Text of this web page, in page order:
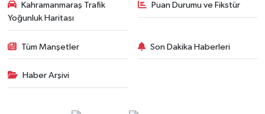
Kahramanmaraş Trafik
Yoğunluk Haritası
Puan Durumu ve Fikstür
Tüm Manşetler Son Dakika Haberleri
Haber Arşivi